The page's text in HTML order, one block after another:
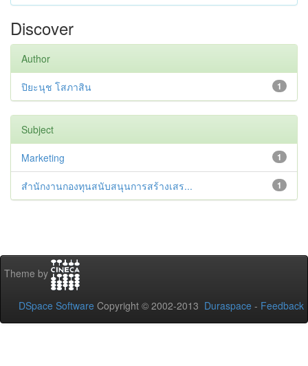
Discover
Author
1
ปิยะนุช โสภาสิน
Subject
1
Marketing
1
สำนักงานกองทุนสนับสนุนการสร้างเสร...
Theme by
DSpace Software Copyright © 2002-2013 Duraspace - Feedback